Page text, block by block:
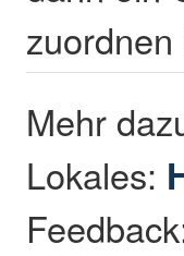
zuordnen
Mehr
Lokales: